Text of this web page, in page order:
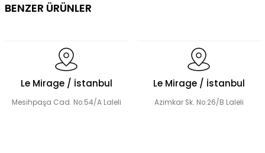
BENZER ÜRÜNLER
Le Mirage / İstanbul
Mesihpaşa Cad. No:54/A Laleli
Le Mirage / İstanbul
Azimkar Sk. No:26/B Laleli